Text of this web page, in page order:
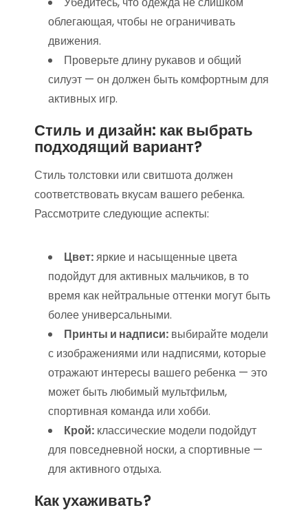
облегающая, чтобы не ограничивать
движения.
Проверьте длину рукавов и общий
силуэт — он должен быть комфортным для
активных игр.
Стиль и дизайн: как выбрать
подходящий вариант?
Стиль толстовки или свитшота должен
соответствовать вкусам вашего ребенка.
Рассмотрите следующие аспекты:
Цвет:яркие и насыщенные цвета
подойдут для активных мальчиков, в то
время как нейтральные оттенки могут быть
более универсальными.
Принты и надписи: выбирайте модели
с изображениями или надписями, которые
отражают интересы вашего ребенка — это
может быть любимый мультфильм,
спортивная команда или хобби.
Крой: классические модели подойдут
для повседневной носки, а спортивные —
для активного отдыха.
Как ухаживать?